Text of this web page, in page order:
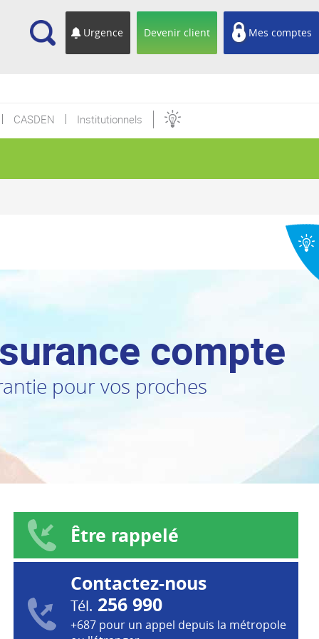
Urgence Devenir client Mes comptes
CASDEN Institutionnels
compte
pour vos proches
Être rappelé
Contactez-nous
Tél. 256 990
+687 pour un appel depuis la métropole